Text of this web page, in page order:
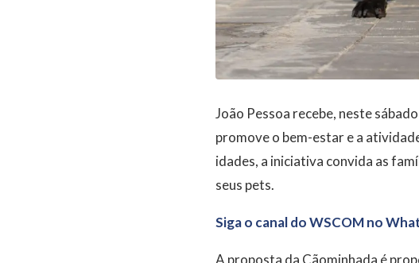
João Pessoa recebe, neste
promove o bem-estar e a
idades, a iniciativa convida as
seus pets.
Siga o canal do WSCOM no
A proposta da Cãominhada é